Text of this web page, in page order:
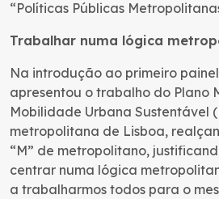
“Políticas Públicas
Trabalhar numa lógica
Na introdução ao primeiro
apresentou o trabalho do Plano
Mobilidade Urbana Sustentável
metropolitana de Lisboa,
“M” de metropolitano,
centrar numa lógica
a trabalharmos todos para o